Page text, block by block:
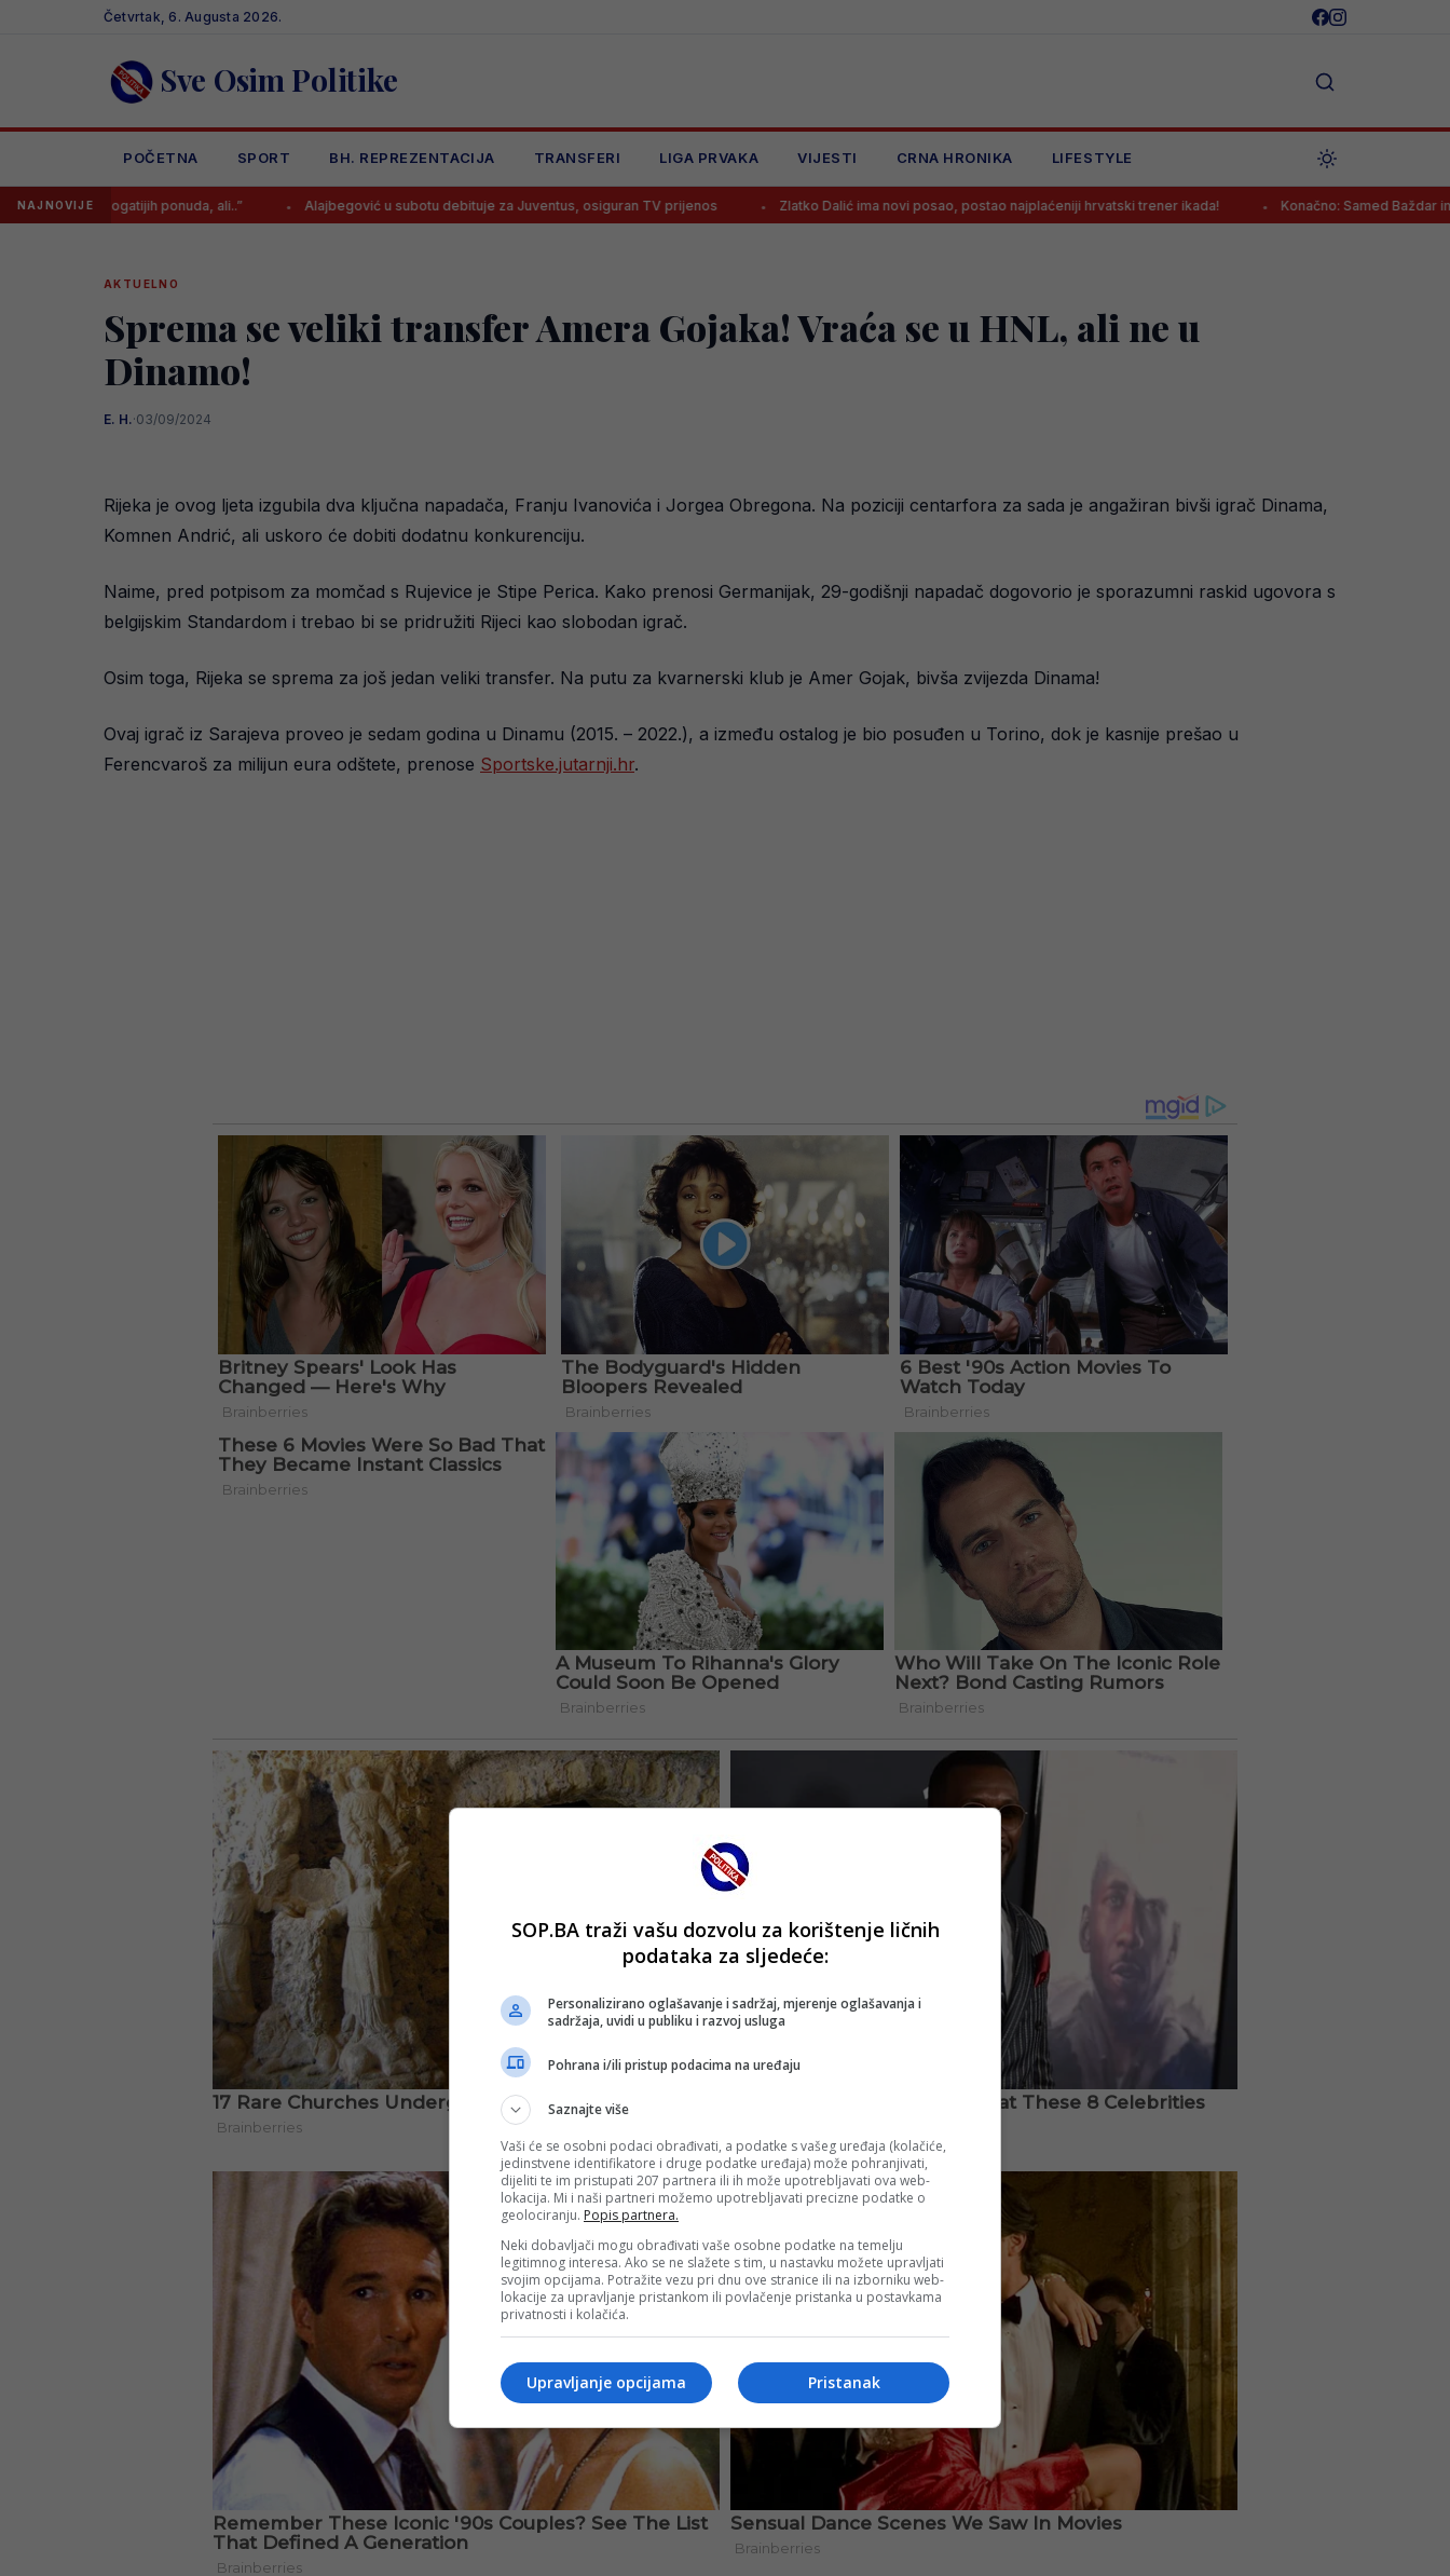
Četvrtak, 6. Augusta 2026.
Sve Osim Politike
POČETNA SPORT BH. REPREZENTACIJA TRANSFERI LIGA PRVAKA VIJESTI CRNA HRONIKA LIFESTYLE
NAJNOVIJE
i bogatijih ponuda, ali..” Alajbegović u subotu debituje za Juventus, osiguran TV prijenos Zlatko Dalić ima novi posao, postao najplaćeniji hrvatski trener ikada! Konačno: Samed Baždar ima novi klub
AKTUELNO
Sprema se veliki transfer Amera Gojaka! Vraća se u HNL, ali ne u
Dinamo!
E. H.·03/09/2024
Rijeka je ovog ljeta izgubila dva ključna napadača, Franju Ivanovića i Jorgea Obregona. Na poziciji centarfora za sada je angažiran bivši igrač Dinama,
Komnen Andrić, ali uskoro će dobiti dodatnu konkurenciju.
Naime, pred potpisom za momčad s Rujevice je Stipe Perica. Kako prenosi Germanijak, 29-godišnji napadač dogovorio je sporazumni raskid ugovora s
belgijskim Standardom i trebao bi se pridružiti Rijeci kao slobodan igrač.
Osim toga, Rijeka se sprema za još jedan veliki transfer. Na putu za kvarnerski klub je Amer Gojak, bivša zvijezda Dinama!
Ovaj igrač iz Sarajeva proveo je sedam godina u Dinamu (2015. – 2022.), a između ostalog je bio posuđen u Torino, dok je kasnije prešao u
Ferencvaroš za milijun eura odštete, prenose Sportske.jutarnji.hr.
SOP.BA traži vašu dozvolu za korištenje ličnih
podataka za sljedeće:
Personalizirano oglašavanje i sadržaj, mjerenje oglašavanja i
sadržaja, uvidi u publiku i razvoj usluga
Pohrana i/ili pristup podacima na uređaju
Saznajte više
Vaši će se osobni podaci obrađivati, a podatke s vašeg uređaja (kolačiće,
jedinstvene identifikatore i druge podatke uređaja) može pohranjivati,
dijeliti te im pristupati 207 partnera ili ih može upotrebljavati ova web-
lokacija. Mi i naši partneri možemo upotrebljavati precizne podatke o
geolociranju. Popis partnera.
Neki dobavljači mogu obrađivati vaše osobne podatke na temelju
legitimnog interesa. Ako se ne slažete s tim, u nastavku možete upravljati
svojim opcijama. Potražite vezu pri dnu ove stranice ili na izborniku web-
lokacije za upravljanje pristankom ili povlačenje pristanka u postavkama
privatnosti i kolačića.
Pristanak
Upravljanje opcijama